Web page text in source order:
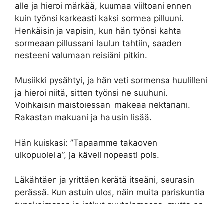
alle ja hieroi märkää, kuumaa viiltoani ennen
kuin työnsi karkeasti kaksi sormea ​​pilluuni.
Henkäisin ja vapisin, kun hän työnsi kahta
sormeaan pillussani laulun tahtiin, saaden
nesteeni valumaan reisiäni pitkin.
Musiikki pysähtyi, ja hän veti sormensa huulilleni
ja hieroi niitä, sitten työnsi ne suuhuni.
Voihkaisin maistoiessani makeaa nektariani.
Rakastan makuani ja halusin lisää.
Hän kuiskasi: ”Tapaamme takaoven
ulkopuolella”, ja käveli nopeasti pois.
Läkähtäen ja yrittäen kerätä itseäni, seurasin
perässä. Kun astuin ulos, näin muita pariskuntia